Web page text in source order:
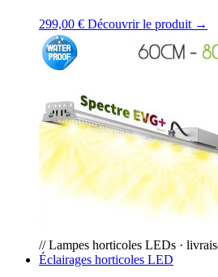
299,00 € Découvrir le produit →
// Lampes horticoles LEDs ·
Éclairages horticoles LED